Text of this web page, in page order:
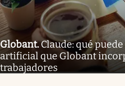
Globant.Claude: qué
artificial que Globant
trabajadores